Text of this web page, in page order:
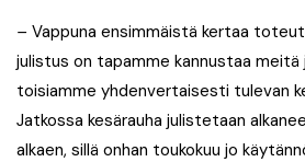
– Vappuna ensimmäistä kertaa
julistus on tapamme kannustaa meitä
toisiamme yhdenvertaisesti tulevan
Jatkossa kesärauha julistetaan
alkaen, sillä onhan toukokuu jo